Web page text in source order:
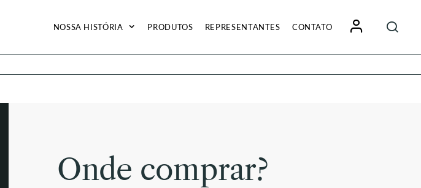
NOSSA HISTÓRIA PRODUTOS REPRESENTANTES CONTATO
por:
Onde comprar?